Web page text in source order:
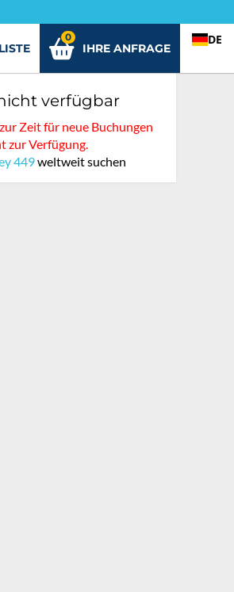
IHRE ANFRAGE
0 DE
verfügbar
Zeit für neue Buchungen
zur Verfügung.
449weltweit suchen